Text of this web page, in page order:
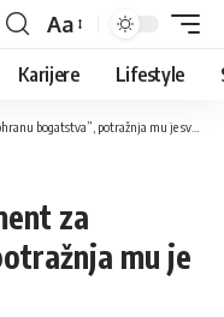
Aa
Karijere Lifestyle
bogatstva”, potražnja mu je sve veća
za
mu je